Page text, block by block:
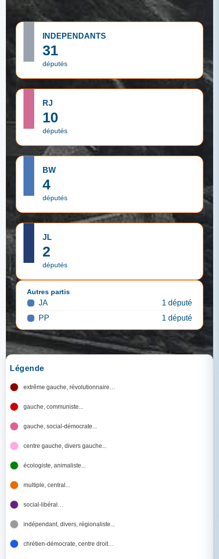
INDEPENDANTS
31
députés
RJ
10
députés
BW
4
députés
JL
2
députés
Autres partis
JA
1 député
PP
1 député
Légende
extrême gauche, révolutionnaire…
gauche, communiste...
gauche, social-démocrate...
centre gauche, divers gauche...
écologiste, animaliste...
multiple, central...
social-libéral…
indépendant, divers, régionaliste...
chrétien-démocrate, centre droit…